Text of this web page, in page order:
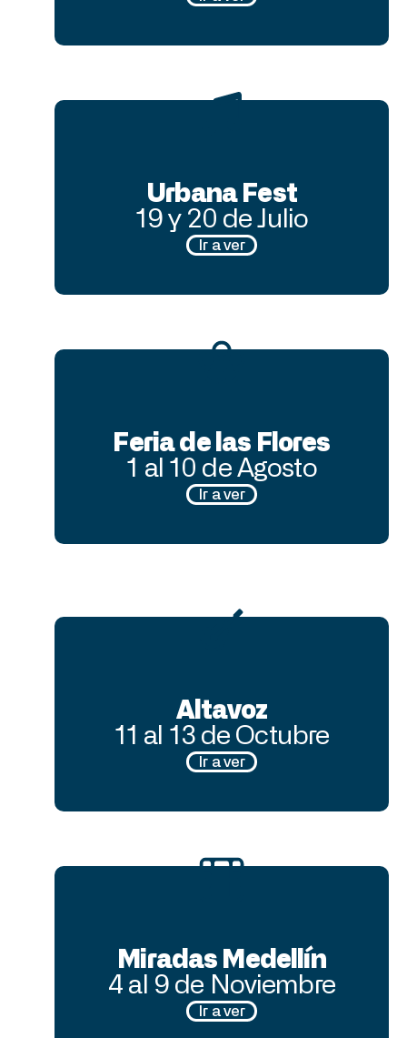
Urbana Fest
19 y 20 de Julio
Ir a ver
Feria de las Flores
1 al 10 de Agosto
Ir a ver
Altavoz
11 al 13 de Octubre
Ir a ver
Miradas Medellín
4 al 9 de Noviembre
Ir a ver